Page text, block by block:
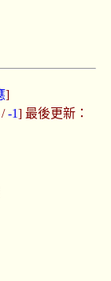
]
/-1] 最後更新：